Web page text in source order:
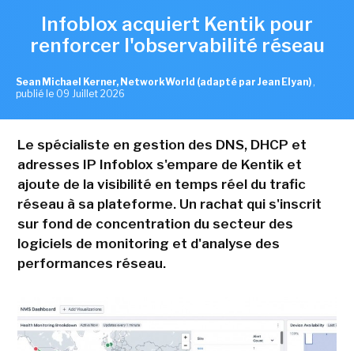
Infoblox acquiert Kentik pour
renforcer l'observabilité réseau
Sean Michael Kerner, NetworkWorld (adapté par Jean Elyan) ,
publié le 09 Juillet 2026
Le spécialiste en gestion des DNS, DHCP et
adresses IP Infoblox s'empare de Kentik et
ajoute de la visibilité en temps réel du trafic
réseau à sa plateforme. Un rachat qui s'inscrit
sur fond de concentration du secteur des
logiciels de monitoring et d'analyse des
performances réseau.